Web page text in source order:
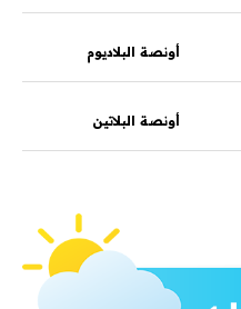
أونصة البلاديوم
أونصة البلاتين